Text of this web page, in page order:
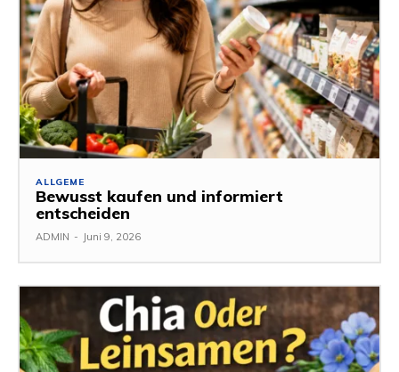
ALLGEME
Bewusst kaufen und informiert
entscheiden
ADMIN - Juni 9, 2026